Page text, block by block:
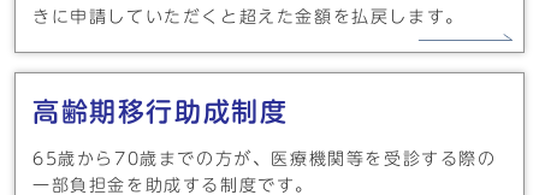
きに申請していただくと超えた金額を払戻します。
高齢期移行助成制度
65歳から70歳までの方が、医療機関等を受診する際の
一部負担金を助成する制度です。